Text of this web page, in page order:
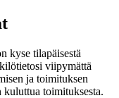
kyse tilapäisestä
viipymättä
ja toimituksen
toimituksesta.